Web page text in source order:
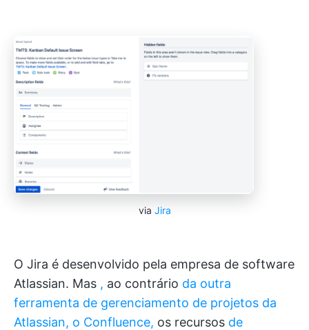
via Jira
O Jira é desenvolvido pela empresa de software
Atlassian. Mas , ao contrário da outra
ferramenta de gerenciamento de projetos da
Atlassian, o Confluence, os recursos de